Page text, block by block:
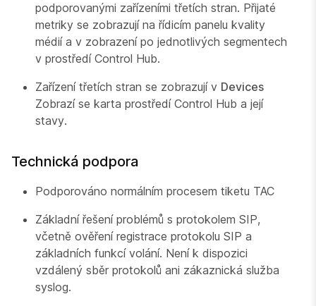
podporovanými zařízeními třetích stran. Přijaté
metriky se zobrazují na řídicím panelu kvality
médií a v zobrazení po jednotlivých segmentech
v prostředí Control Hub.
Zařízení třetích stran se zobrazují v Devices
Zobrazí se karta prostředí Control Hub a její
stavy.
Technická podpora
Podporováno normálním procesem tiketu TAC
Základní řešení problémů s protokolem SIP,
včetně ověření registrace protokolu SIP a
základních funkcí volání. Není k dispozici
vzdálený sběr protokolů ani zákaznická služba
syslog.